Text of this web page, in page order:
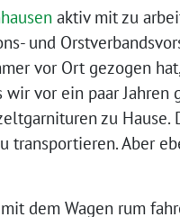
aktiv mit zu
und
vor Ort gezogen
vor ein paar Jahren
zu Hause.
transportieren. Aber
dem Wagen rum